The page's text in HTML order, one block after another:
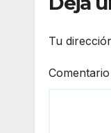
Tu
Comentario